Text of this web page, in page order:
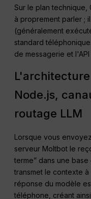
Sur le plan
à proprement parler ;
(généralement
standard
de messagerie et
Node.js,
routage LLM
Lorsque vous
serveur Moltbot le
terme” dans une
transmet le contexte
réponse du modèle
téléphone, créant